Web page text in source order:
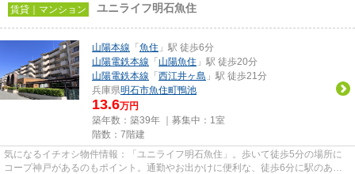
賃貸｜マンション ユニライフ明石魚住
山陽本線 「 魚住 」駅 徒歩6分
山陽電鉄本線 「 山陽魚住 」駅 徒歩20分
山陽電鉄本線 「 西江井ヶ島 」駅 徒歩21分
兵庫県明石市魚住町鴨池
13.6万円
築年数：築39年 ｜募集中： 1室
階数：7階建
気になるイチオシ物件情報：「ユニライフ明石魚住」。歩いて徒歩5分の場所に
コープ神戸があるのもポイント。通勤やお出かけに便利な、徒歩6分に駅のある